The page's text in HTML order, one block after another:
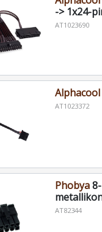
-> 1x24-
AT1023690
Alphacool
AT1023372
Phobya8-
AT82344